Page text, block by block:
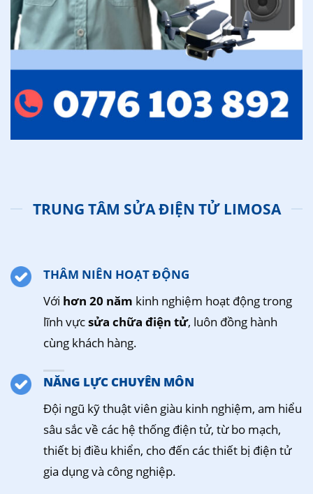
TRUNG TÂM SỬA ĐIỆN TỬ LIMOSA
THÂM NIÊN HOẠT ĐỘNG
Với hơn 20 năm kinh nghiệm hoạt động trong
lĩnh vựcsửa chữa điện tử, luôn đồng hành
cùng khách hàng.
NĂNG LỰC CHUYÊN MÔN
Đội ngũ kỹ thuật viên giàu kinh nghiệm, am hiểu
sâu sắc về các hệ thống điện tử, từ bo mạch,
thiết bị điều khiển, cho đến các thiết bị điện tử
gia dụng và công nghiệp.